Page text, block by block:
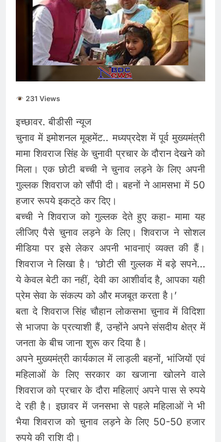
देना बंद करें- ‘सुप्रीम’ आदेश..
56% वाहन दौड़ रहे बिना
इंश्योरेंस के
August 5, 2026
Gold and Silver Price
Today : सोने और चांदी के
दामों में भारी उछाल, जानिए 5
अगस्त के ताजा भाव
August 5, 2026
Share Market Update
Today: सेंसेक्स 500 अंक
231 Views
इच्छावर. बीडीसी न्यूज
चुनाव में इमोशनल मूव्हमेंट.. मध्यप्रदेश में पूर्व मुख्यमंत्री
मामा शिवराज सिंह के चुनावी प्रचार के दौरान देखने को
मिला। एक छोटी बच्ची ने चुनाव लड़ने के लिए अपनी
गुल्लक शिवराज को सौंपी दी। बहनों ने आमसभा में 50
हजार रूपये इकट्‌ठे कर दिए।
बच्ची ने शिवराज को गुल्लक देते हुए कहा- मामा यह
लीजिए पैसे चुनाव लड़ने के लिए। शिवराज ने सोशल
मीडिया पर इसे लेकर अपनी भावनाएं व्यक्त की हैं।
शिवराज ने लिखा है। ‘छोटी सी गुल्लक में बड़े सपने…
ये केवल बेटी का नहीं, देवी का आशीर्वाद है, आपका यही
प्रेम सेवा के संकल्प को और मजबूत करता है।’
बता दे शिवराज सिंह चौहान लोकसभा चुनाव में विदिशा
से भाजपा के प्रत्याशी हैं, उन्होंने अपने संसदीय क्षेत्र में
जनता के बीच जाना शुरू कर दिया है।
अपने मुख्यमंत्री कार्यकाल में लाड़ली बहनों, भांजियों एवं
महिलाओं के लिए सरकार का खजाना खोलने वाले
शिवराज को प्रचार के दौरा महिलाएं अपने पास से रुपये
दे रही है। इछावर में जनसभा से पहले महिलाओं ने भी
भैया शिवराज को चुनाव लड़ने के लिए 50-50 हजार
रुपये की राशि दी।